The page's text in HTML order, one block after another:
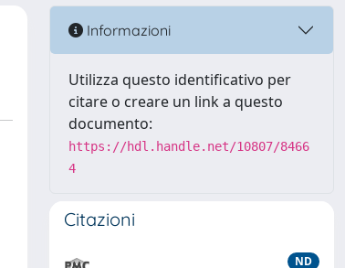
Informazioni
Utilizza questo identificativo per
citare o creare un link a questo
documento:
https://hdl.handle.net/10807/8466
4
Citazioni
ND